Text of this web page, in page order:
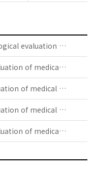
ISO 10993-12:2002/DAmd 1 - Biological evaluation of medical devices — Part 12: Sample preparation and reference materials — Amendment 1
ISO/DIS 10993-18 - Biological evaluation of medical devices — Part 18: Chemical characterization of materials
ISO/DIS 10993-2 - Biological evaluation of medical devices — Part 2: Animal welfare requirements
ISO/DIS 10993-6 - Biological evaluation of medical devices — Part 6: Tests for local effects after implantation
ISO/DIS 10993-16 - Biological evaluation of medical devices — Part 16: Toxicokinetic evaluation for degradation products and leachables